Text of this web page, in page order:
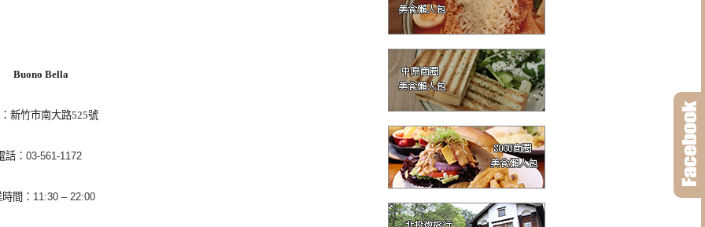
Buono Bella
新竹市南大路525號
話：03-561-1172
間： 11:30 – 22:00